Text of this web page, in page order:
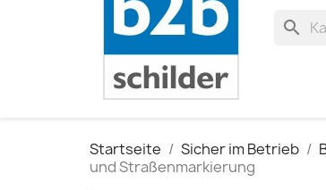
search
Startseite Sicher im Betrieb
und Straßenmarkierung